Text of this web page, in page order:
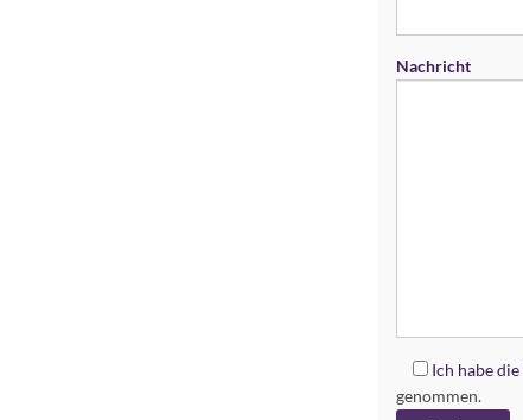
Nachricht
Ich habe die
genommen.